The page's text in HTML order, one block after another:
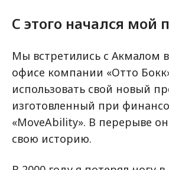
С этого начался мой
Мы встретились с Акмалом
офисе компании «Отто
использовать свой новый
изготовленный при
«MoveAbility». В перерыве
свою историю.